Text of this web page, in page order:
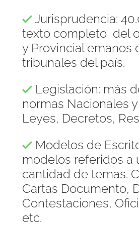
Jurisprudencia:
texto completo del
y Provincial emanos
tribunales del país.
Legislación: más
normas Nacionales
Leyes, Decretos,
Modelos de
modelos referidos a
cantidad de temas.
Cartas Documento,
Contestaciones,
etc.